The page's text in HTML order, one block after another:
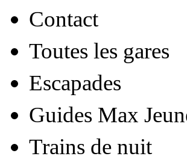
Contact
Toutes les gares
Escapades
Guides Max
Trains de nuit